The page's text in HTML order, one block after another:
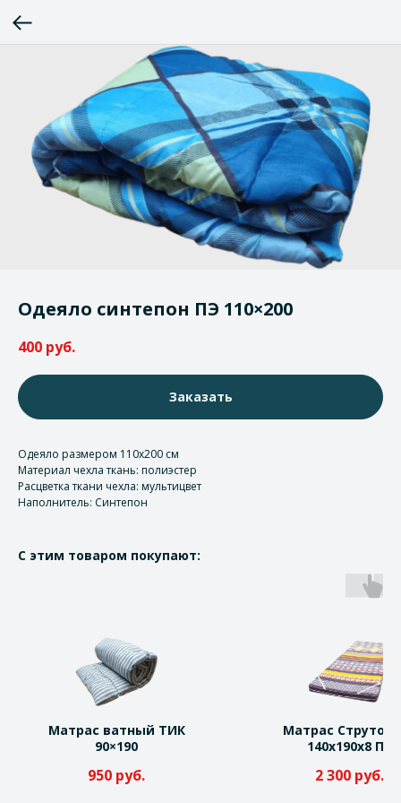
Одеяло синтепон ПЭ 110×200
400 руб.
Заказать
Одеяло размером 110х200 см
Материал чехла ткань: полиэстер
Расцветка ткани чехла: мультицвет
Наполнитель: Синтепон
С этим товаром покупают:
Матрас ватный ТИК
90×190
950 руб.
Матрас
140х190х8 ПЭ
2 300 руб.